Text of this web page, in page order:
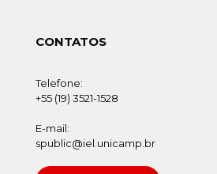
CONTATOS
Telefone:
+55 (19) 3521-1528
E-mail:
spublic@iel.unicamp.br